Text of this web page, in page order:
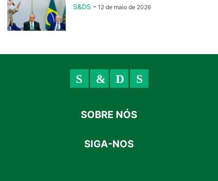
S&DS - 12 de maio de 2026
SOBRE NÓS
SIGA-NOS